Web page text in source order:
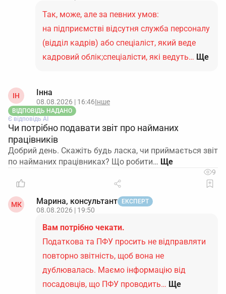
Так, може, але за певних умов:
на підприємстві відсутня служба персоналу
(відділ кадрів) або спеціаліст, який веде
кадровий облік;спеціалісти, які ведуть… Ще
ІН Інна
08.08.2026 | 16:46Інше
ВІДПОВІДЬ НАДАНО
Є відповідь АІ
Чи потрібно подавати звіт про найманих
працівників
Добрий день. Скажіть будь ласка, чи приймається звіт
по найманих працівниках? Що робити…
9
МК Марина, консультант ЕКСПЕРТ
08.08.2026 | 19:50
Вам потрібно чекати.
Податкова та ПФУ просить не відправляти
повторно звітність, щоб вона не
дублювалась. Маємо інформацію від
посадовців, що ПФУ проводить… Ще